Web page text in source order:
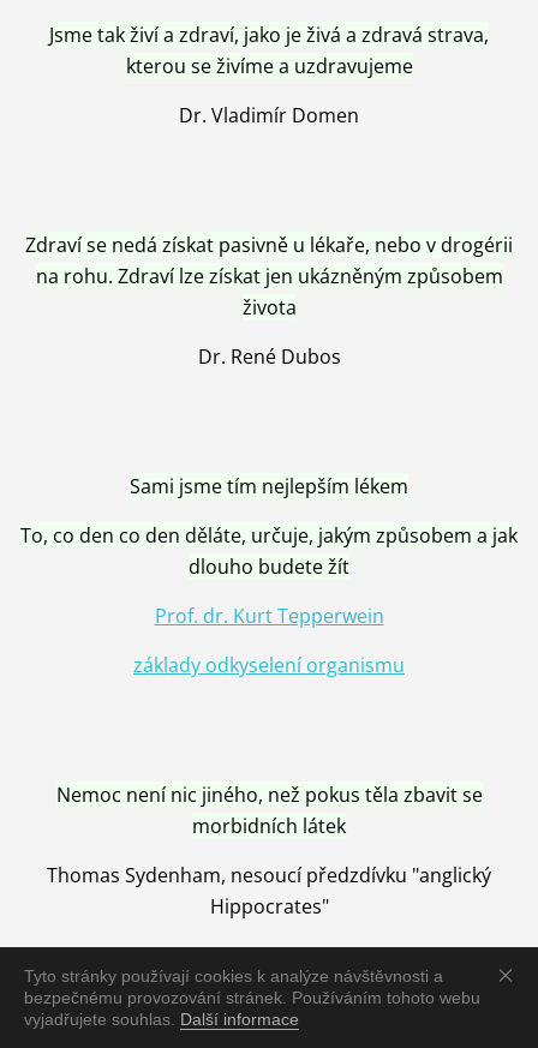
Tyto stránky používají cookies k analýze návštěvnosti a
bezpečnému provozování stránek. Používáním tohoto webu
vyjadřujete souhlas. Další informace
Jsme tak živí a zdraví, jako je živá a zdravá strava,
kterou se živíme a uzdravujeme
Dr. Vladimír Domen
Zdraví se nedá získat pasivně u lékaře, nebo v drogérii
na rohu. Zdraví lze získat jen ukázněným způsobem
života
Dr. René Dubos
Sami jsme tím nejlepším lékem
To, co den co den děláte, určuje, jakým způsobem a jak
dlouho budete žít
Prof. dr. Kurt Tepperwein
základy odkyselení organismu
Nemoc není nic jiného, než pokus těla zbavit se
morbidních látek
Thomas Sydenham, nesoucí předzdívku "anglický
Hippocrates"
Nemoc je vyléčena jen pomocí Přírody, neutralizací a